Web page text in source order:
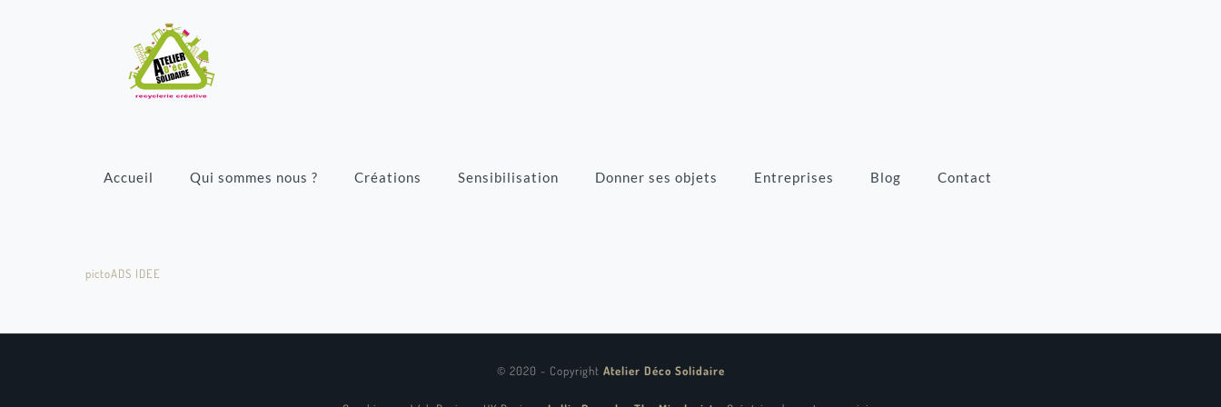
Accueil Qui sommes nous ? Créations Sensibilisation Donner ses objets Entreprises Blog Contact
pictoADS IDEE
© 2020 - Copyright Atelier Déco Solidaire